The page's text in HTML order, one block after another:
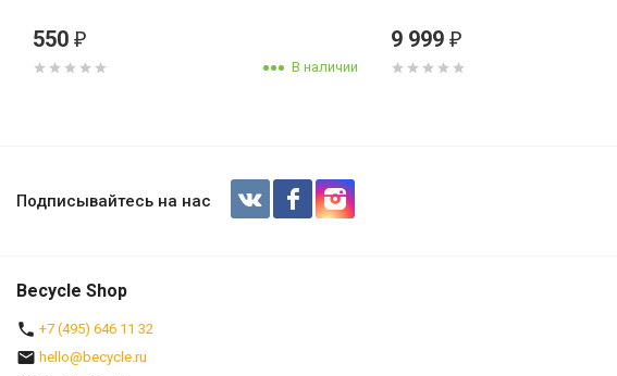
550 ₽
В наличии
9 999 ₽
Велотуфли Shimano SH-AM51, размер 40,
Trail)
Подписывайтесь на нас
Becycle Shop
+7 (495) 646 11 32
hello@becycle.ru